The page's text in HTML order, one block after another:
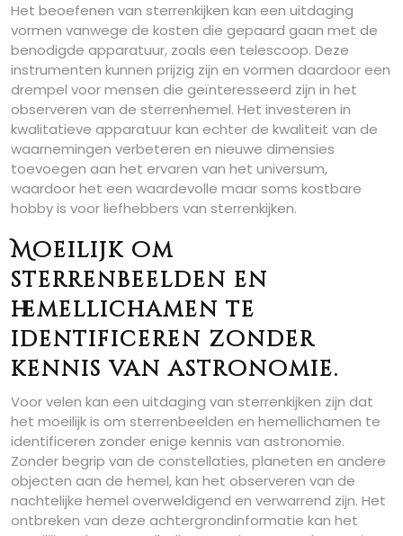
Het beoefenen van sterrenkijken kan een uitdaging
vormen vanwege de kosten die gepaard gaan met de
benodigde apparatuur, zoals een telescoop. Deze
instrumenten kunnen prijzig zijn en vormen daardoor een
drempel voor mensen die geïnteresseerd zijn in het
observeren van de sterrenhemel. Het investeren in
kwalitatieve apparatuur kan echter de kwaliteit van de
waarnemingen verbeteren en nieuwe dimensies
toevoegen aan het ervaren van het universum,
waardoor het een waardevolle maar soms kostbare
hobby is voor liefhebbers van sterrenkijken.
Moeilijk om
sterrenbeelden en
hemellichamen te
identificeren zonder
kennis van astronomie.
Voor velen kan een uitdaging van sterrenkijken zijn dat
het moeilijk is om sterrenbeelden en hemellichamen te
identificeren zonder enige kennis van astronomie.
Zonder begrip van de constellaties, planeten en andere
objecten aan de hemel, kan het observeren van de
nachtelijke hemel overweldigend en verwarrend zijn. Het
ontbreken van deze achtergrondinformatie kan het